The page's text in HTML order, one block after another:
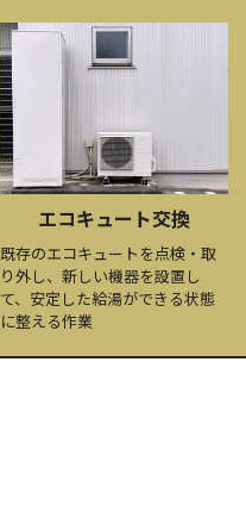
エコキュート交換
既存のエコキュートを点検・取
り外し、新しい機器を設置し
て、安定した給湯ができる状態
に整える作業